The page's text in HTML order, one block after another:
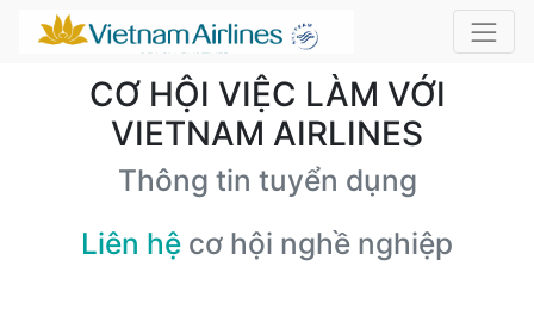
CƠ HỘI VIỆC LÀM VỚI
VIETNAM AIRLINES
Thông tin tuyển dụng
Liên hệ cơ hội nghề nghiệp